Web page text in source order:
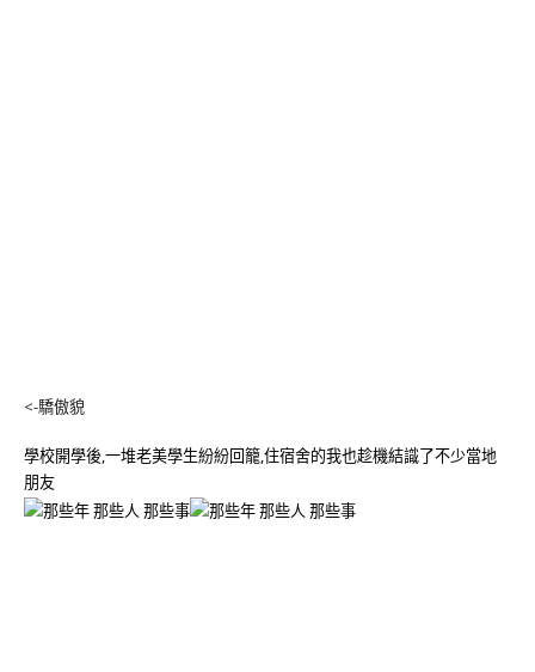
<-驕傲貌
學校開學後,一堆老美學生紛紛回籠,住宿舍的我也趁機結識了不少當地
朋友